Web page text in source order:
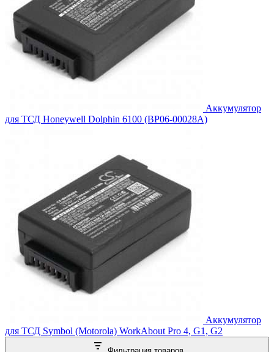
Аккумулятор
для ТСД Honeywell Dolphin 6100 (BP06-00028A)
Аккумулятор
для ТСД Symbol (Motorola) WorkAbout Pro 4, G1, G2